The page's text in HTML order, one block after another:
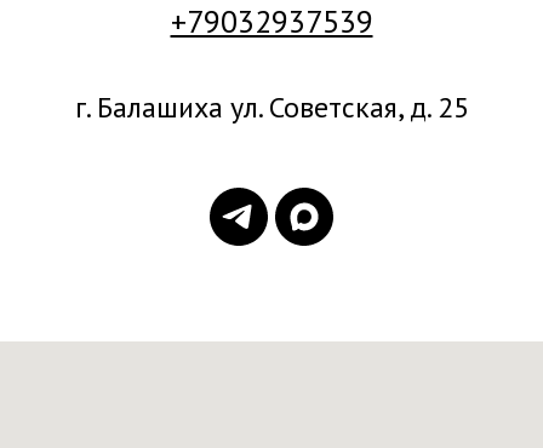
+79032937539
г. Балашиха ул. Советская, д. 25